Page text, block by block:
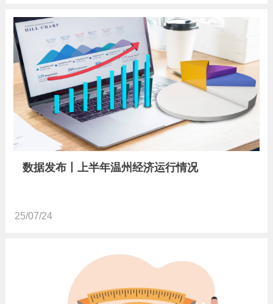
数据发布丨上半年温州经济运行情况
25/07/24